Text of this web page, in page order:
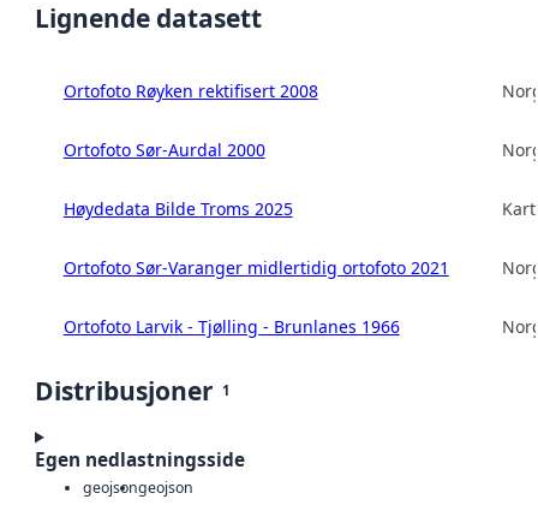
Lignende datasett
Ortofoto Røyken rektifisert 2008
Ortofoto Sør-Aurdal 2000
Høydedata Bilde Troms 2025
Ortofoto Sør-Varanger midlertidig ortofoto 2021
Ortofoto Larvik - Tjølling - Brunlanes 1966
Distribusjoner 1
Egen nedlastningsside
geojsongeojson